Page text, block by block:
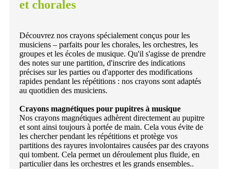
et chorales
Découvrez nos crayons spécialement conçus pour les
musiciens – parfaits pour les chorales, les orchestres, les
groupes et les écoles de musique. Qu'il s'agisse de prendre
des notes sur une partition, d'inscrire des indications
précises sur les parties ou d'apporter des modifications
rapides pendant les répétitions : nos crayons sont adaptés
au quotidien des musiciens.
Crayons magnétiques pour pupitres à musique
Nos crayons magnétiques adhèrent directement au pupitre
et sont ainsi toujours à portée de main. Cela vous évite de
les chercher pendant les répétitions et protège vos
partitions des rayures involontaires causées par des crayons
qui tombent. Cela permet un déroulement plus fluide, en
particulier dans les orchestres et les grands ensembles..